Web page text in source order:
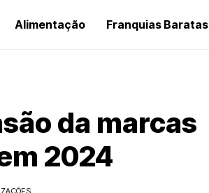
Alimentação Franquias Baratas
da marcas
2024